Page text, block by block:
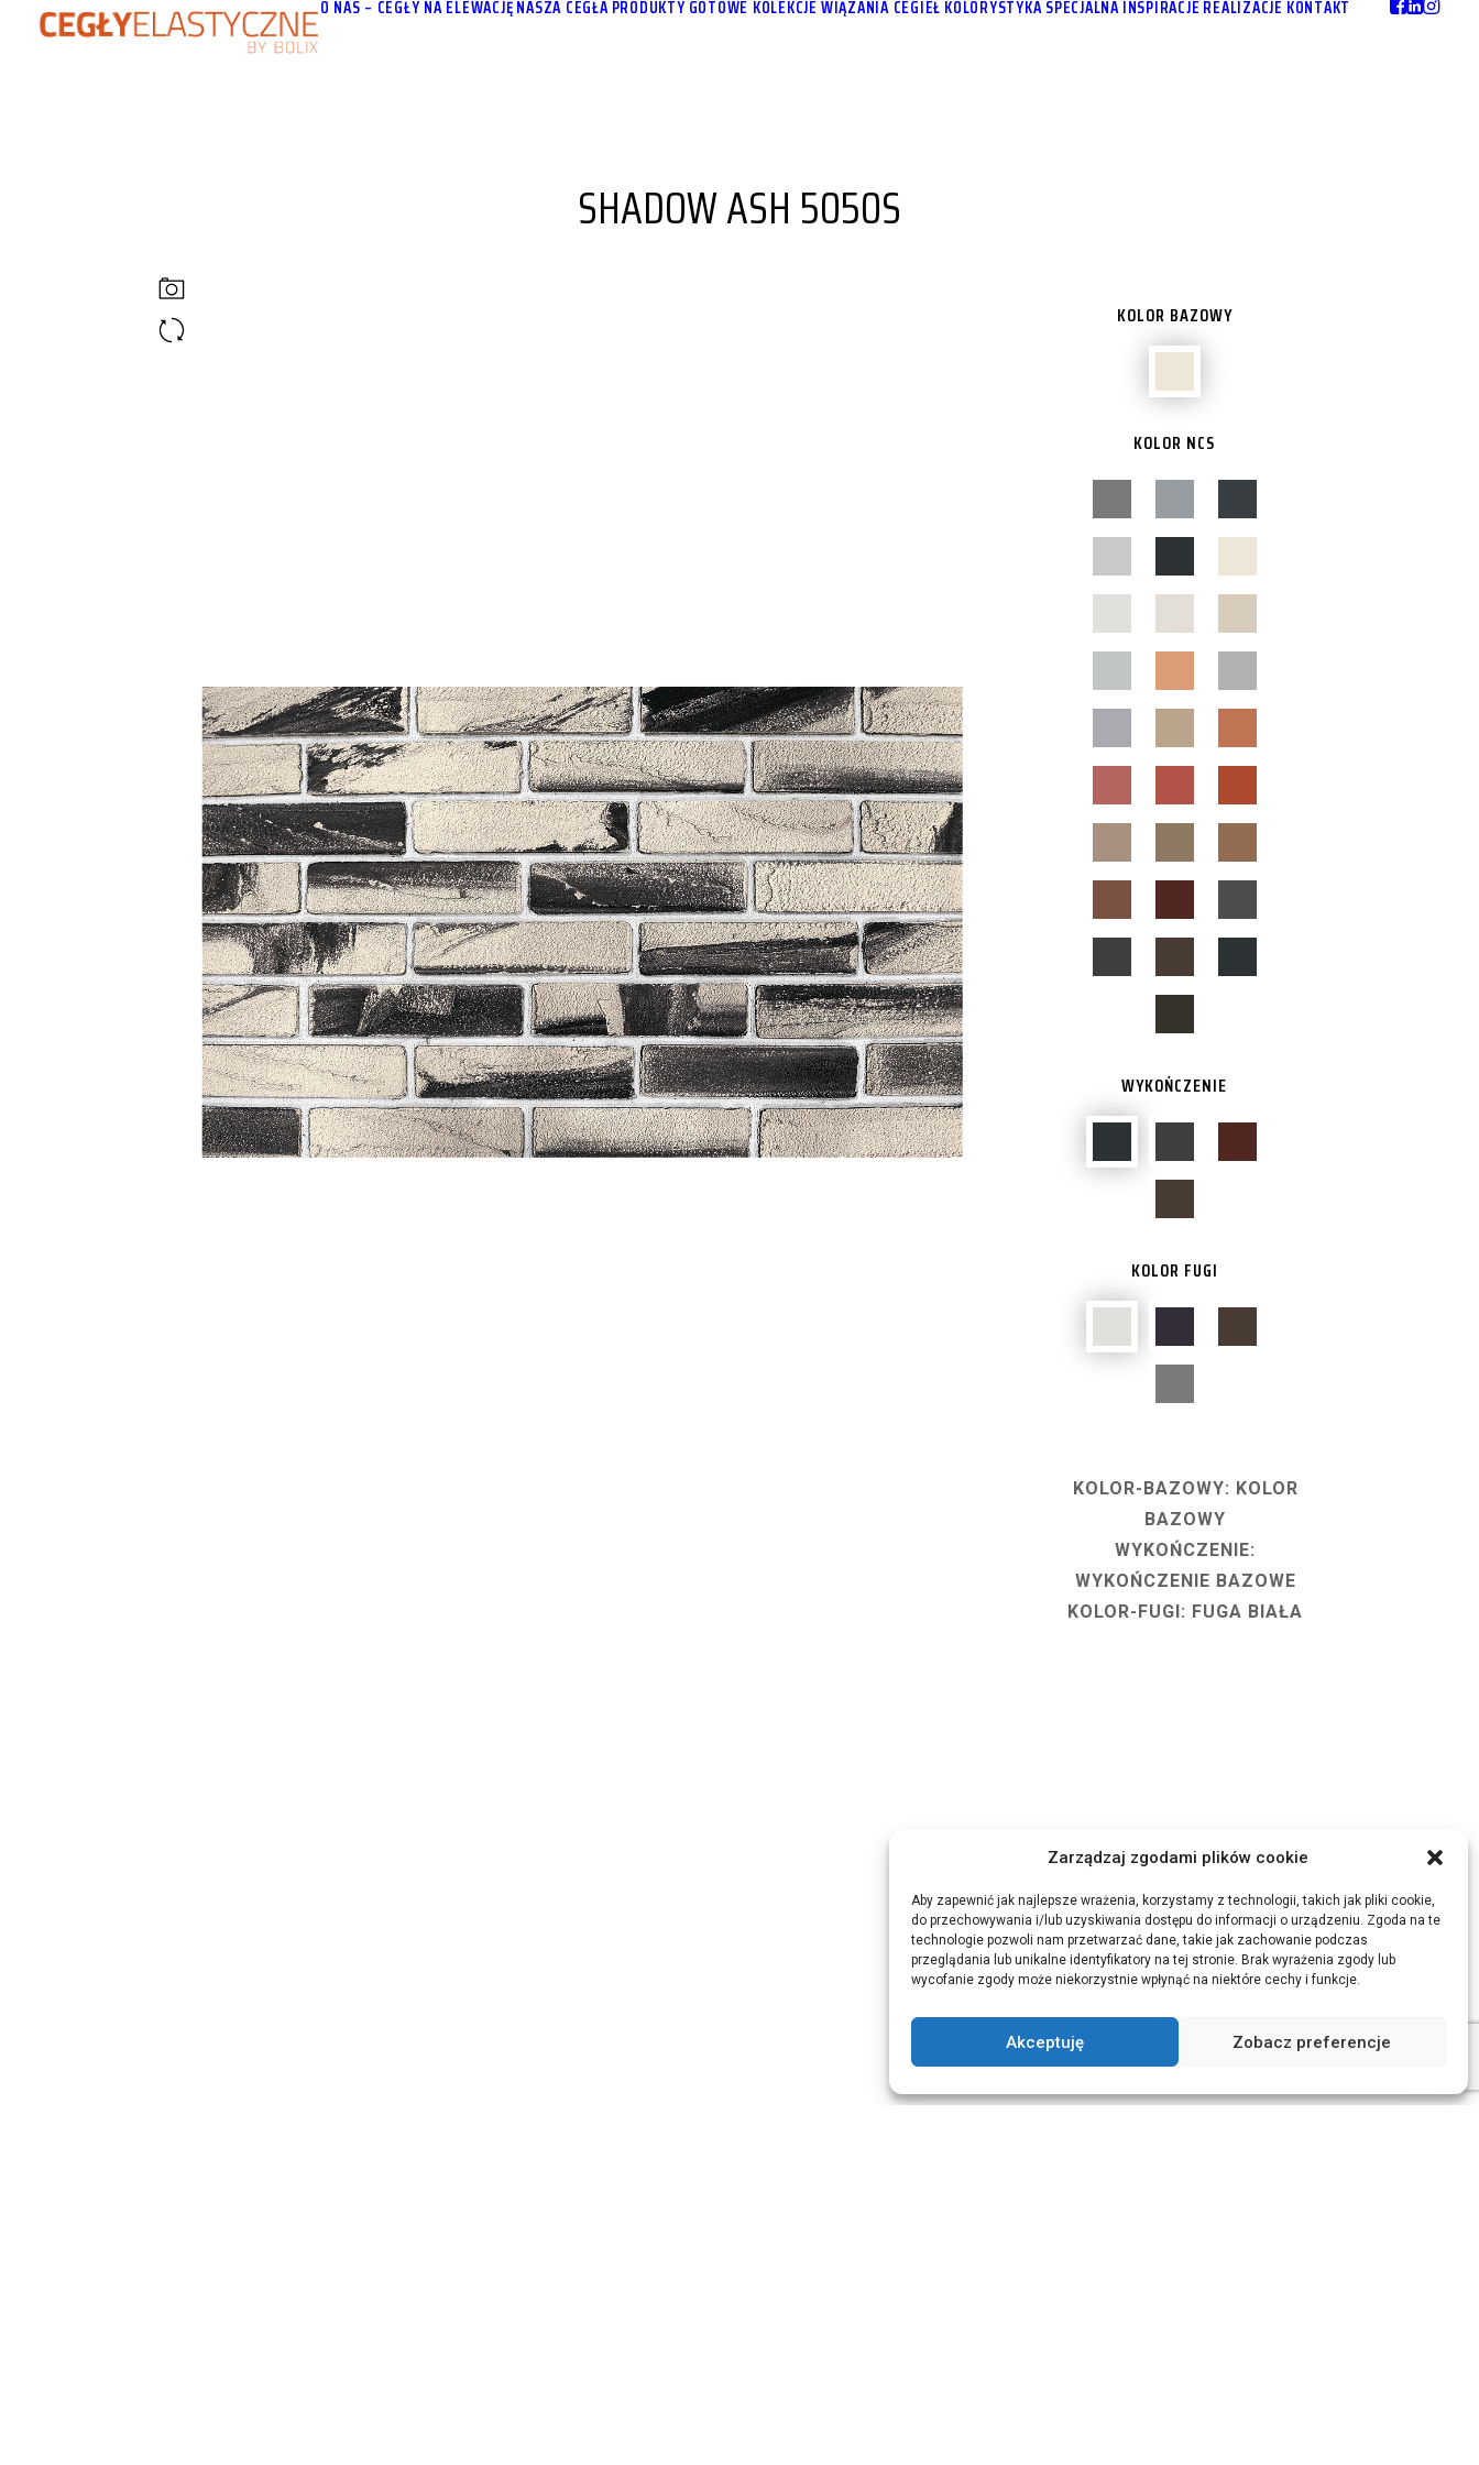
Zarządzaj zgodami plików cookie
Aby zapewnić jak najlepsze wrażenia, korzystamy z technologii, takich jak pliki cookie,
do przechowywania i/lub uzyskiwania dostępu do informacji o urządzeniu. Zgoda na te
technologie pozwoli nam przetwarzać dane, takie jak zachowanie podczas
przeglądania lub unikalne identyfikatory na tej stronie. Brak wyrażenia zgody lub
wycofanie zgody może niekorzystnie wpłynąć na niektóre cechy i funkcje.
Akceptuję Zobacz preferencje
O NAS – CEGŁY NA ELEWACJĘNASZA CEGŁAPRODUKTY GOTOWE KOLEKCJE WIĄZANIA CEGIEŁ KOLORYSTYKA SPECJALNAINSPIRACJE REALIZACJE KONTAKT
SHADOW ASH 5050S
KOLOR BAZOWY
KOLOR NCS
WYKOŃCZENIE
KOLOR FUGI
KOLOR-BAZOWY: KOLOR
BAZOWY
WYKOŃCZENIE:
WYKOŃCZENIE BAZOWE
KOLOR-FUGI: FUGA BIAŁA